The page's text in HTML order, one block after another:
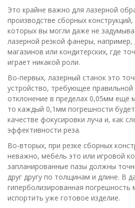
Это крайне важно для лазерной
производстве сборных
которых вы могли даже не
лазерной резкой фанеры,
магазинов или кондитерских, где
играет никакой роли.
Во-первых, лазерный станок это
устройство, требующее правильной
отклонение в пределах 0,05мм ещё
то каждый 0,1мм погрешности
качестве фокусировки луча и, как
эффективности реза.
Во-вторых, при резке сборных
неважно, мебель это или игровой
запланированные пазы должны
друг другу по толщинам и длине. В
гиперболизированная
испортить уже готовое изделие.